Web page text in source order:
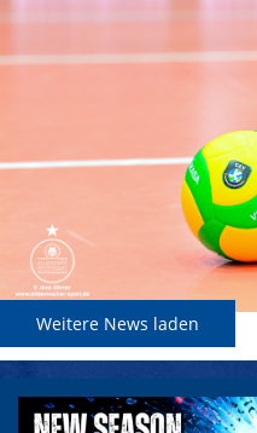
Weitere News laden